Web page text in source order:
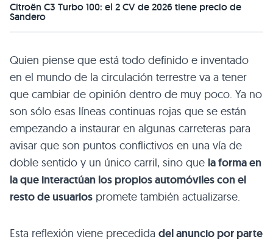
Citroën C3 Turbo 100: el 2 CV de 2026 tiene precio de
Sandero
Quien piense que está todo definido e inventado
en el mundo de la circulación terrestre va a tener
que cambiar de opinión dentro de muy poco. Ya no
son sólo esas líneas continuas rojas que se están
empezando a instaurar en algunas carreteras para
avisar que son puntos conflictivos en una vía de
doble sentido y un único carril, sino que la forma en
la que interactúan los propios automóviles con el
resto de usuarios promete también actualizarse.
Esta reflexión viene precedida del anuncio por parte